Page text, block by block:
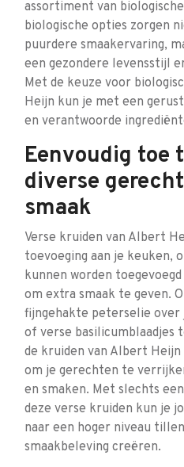
assortiment van
biologische opties zorgen
puurdere smaakervaring,
een gezondere levensstijl
Met de keuze voor
Heijn kun je met een
en verantwoorde
Eenvoudig toe
diverse
smaak
Verse kruiden van Albert
toevoeging aan je keuken,
kunnen worden
om extra smaak te geven.
fijngehakte peterselie
of verse basilicumblaadjes
de kruiden van Albert
om je gerechten te
en smaken. Met slechts
deze verse kruiden kun je
naar een hoger niveau
smaakbeleving creëren.